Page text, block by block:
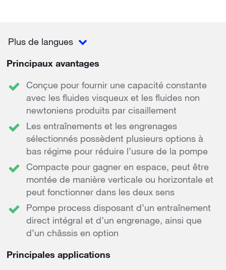
Plus de langues
Principaux avantages
Conçue pour fournir une capacité constante
avec les fluides visqueux et les fluides non
newtoniens produits par cisaillement
Les entraînements et les engrenages
sélectionnés possèdent plusieurs options à
bas régime pour réduire l’usure de la pompe
Compacte pour gagner en espace, peut être
montée de manière verticale ou horizontale et
peut fonctionner dans les deux sens
Pompe process disposant d’un entraînement
direct intégral et d’un engrenage, ainsi que
d’un châssis en option
Principales applications